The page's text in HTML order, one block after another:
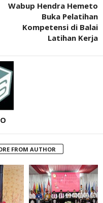
Wabup Hendra Hemeto
Buka Pelatihan
Kompetensi di Balai
Latihan Kerja
FROM AUTHOR